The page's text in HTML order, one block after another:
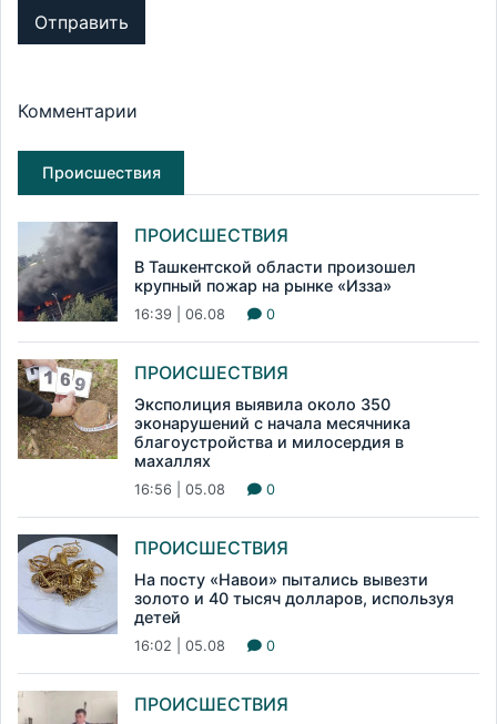
Отправить
Комментарии
Происшествия
ПРОИСШЕСТВИЯ
В Ташкентской области произошел
крупный пожар на рынке «Изза»
16:39 | 06.08 0
ПРОИСШЕСТВИЯ
Эксполиция выявила около 350
эконарушений с начала месячника
благоустройства и милосердия в
махаллях
16:56 | 05.08 0
ПРОИСШЕСТВИЯ
На посту «Навои» пытались вывезти
золото и 40 тысяч долларов, используя
детей
16:02 | 05.08 0
ПРОИСШЕСТВИЯ